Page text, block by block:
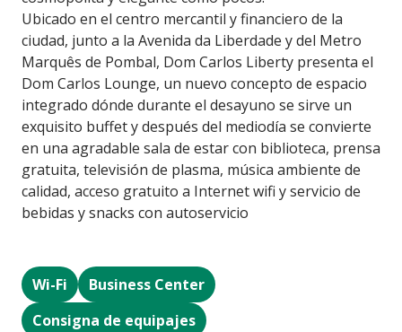
Ubicado en el centro mercantil y financiero de la
ciudad, junto a la Avenida da Liberdade y del Metro
Marquês de Pombal, Dom Carlos Liberty presenta el
Dom Carlos Lounge, un nuevo concepto de espacio
integrado dónde durante el desayuno se sirve un
exquisito buffet y después del mediodía se convierte
en una agradable sala de estar con biblioteca, prensa
gratuita, televisión de plasma, música ambiente de
calidad, acceso gratuito a Internet wifi y servicio de
bebidas y snacks con autoservicio
Wi-Fi
Business Center
Consigna de equipajes